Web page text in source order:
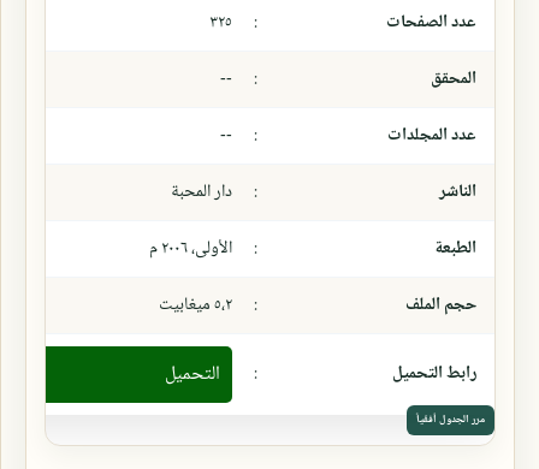
عدد الصفحات
:
٣٢٥
المحقق
:
--
عدد المجلدات
:
--
الناشر
:
دار المحبة
الطبعة
:
الأولى، ٢٠٠٦ م
حجم الملف
: ٥،٢ ميغابيت
رابط التحميل : التحميل